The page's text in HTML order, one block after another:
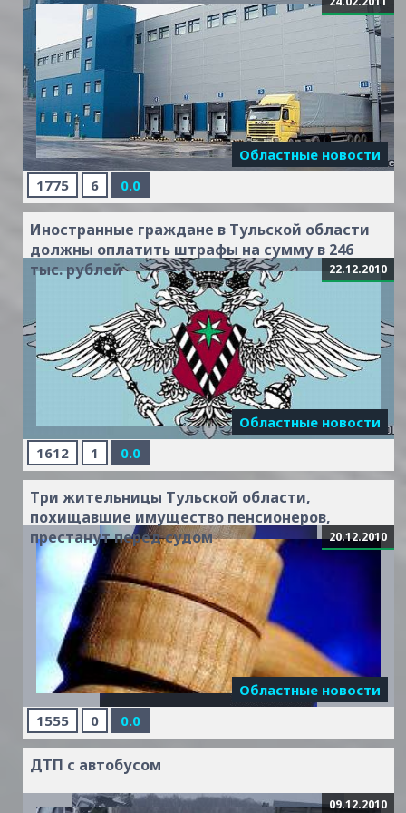
...
Читать дальше »
Читать
дальше »
1775 6 0.0
Областные новости
Иностранные граждане в Тульской области
должны оплатить штрафы на сумму в 246
тыс. рублей
1612 1 0.0
22.12.2010
Областные новости
Три жительницы Тульской области,
похищавшие имущество пенсионеров,
престанут перед судом
1555 0 0.0
20.12.2010
Областные новости
ДТП с автобусом
09.12.2010